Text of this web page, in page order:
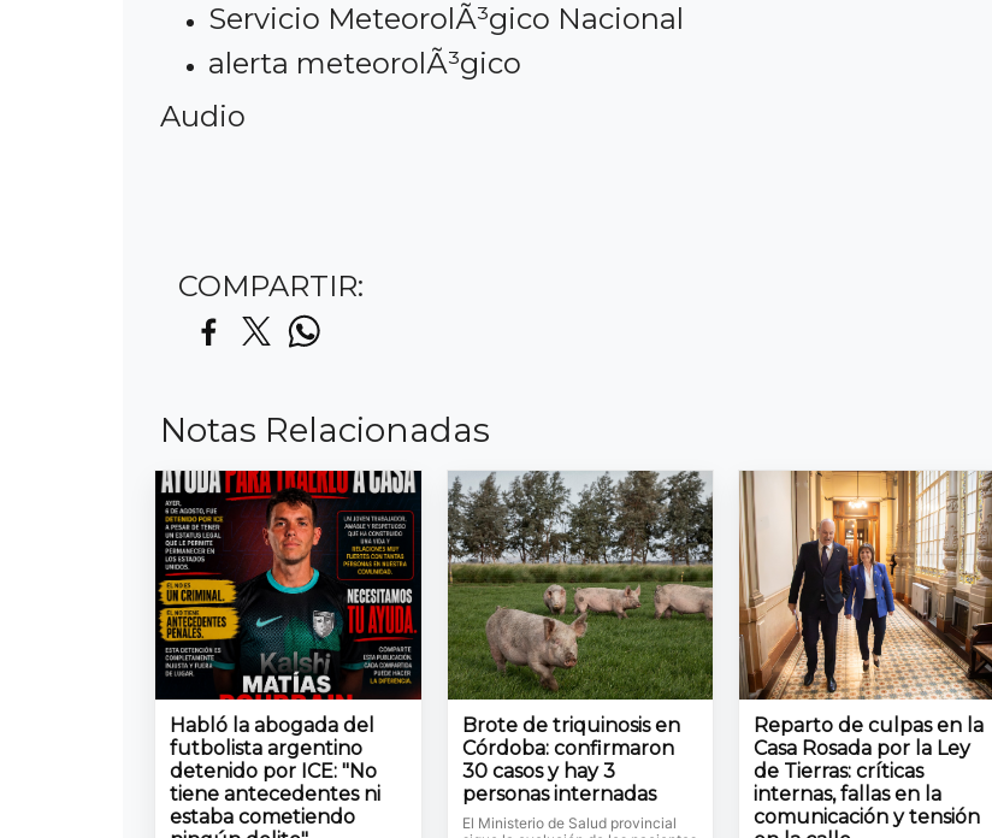
Servicio MeteorolÃ³gico Nacional
alerta meteorolÃ³gico
Audio
COMPARTIR:
Notas Relacionadas
Habló la abogada del
futbolista argentino
detenido por ICE: "No
tiene antecedentes ni
estaba cometiendo
Brote de triquinosis en
Córdoba: confirmaron
30 casos y hay 3
personas internadas
El Ministerio de Salud provincial
Reparto de culpas en la
Casa Rosada por la Ley
de Tierras: críticas
internas, fallas en la
comunicación y tensión